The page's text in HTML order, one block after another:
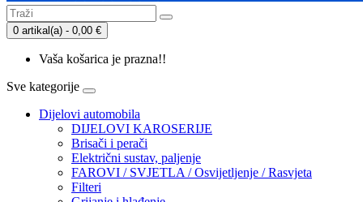
0 artikal(a) - 0,00 €
Vaša košarica je prazna!!
Sve kategorije
Dijelovi automobila
DIJELOVI KAROSERIJE
Brisači i perači
Električni sustav, paljenje
FAROVI / SVJETLA / Osvijetljenje / Rasvjeta
Filteri